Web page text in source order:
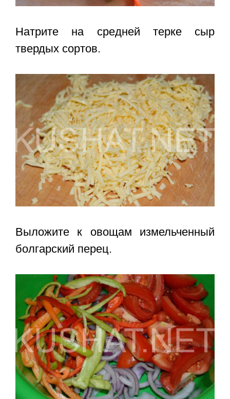
Натрите на средней терке сыр
твердых сортов.
Выложите к овощам измельченный
болгарский перец.